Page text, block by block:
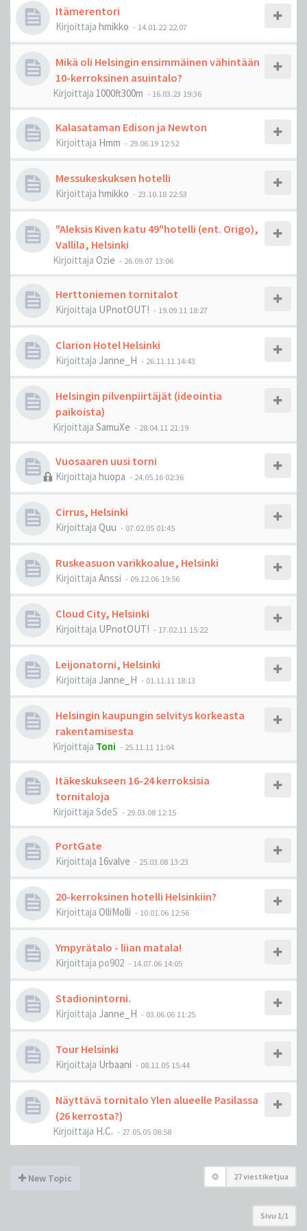
Itämerentori
Kirjoittaja hmikko - 14.01.22 22:07
Mikä oli Helsingin ensimmäinen vähintään
10-kerroksinen asuintalo?
Kirjoittaja 1000ft300m - 16.03.23 19:36
Kalasataman Edison ja Newton
Kirjoittaja Hmm - 29.06.19 12:52
Messukeskuksen hotelli
Kirjoittaja hmikko - 23.10.18 22:53
"Aleksis Kiven katu 49"hotelli (ent. Origo),
Vallila, Helsinki
Kirjoittaja Ozie - 26.09.07 13:06
Herttoniemen tornitalot
Kirjoittaja UPnotOUT! - 19.09.11 18:27
Clarion Hotel Helsinki
Kirjoittaja Janne_H - 26.11.11 14:43
Helsingin pilvenpiirtäjät (ideointia
paikoista)
Kirjoittaja SamuXe - 28.04.11 21:19
Vuosaaren uusi torni
Kirjoittaja huopa - 24.05.16 02:36
Cirrus, Helsinki
Kirjoittaja Quu - 07.02.05 01:45
Ruskeasuon varikkoalue, Helsinki
Kirjoittaja Anssi - 09.12.06 19:56
Cloud City, Helsinki
Kirjoittaja UPnotOUT! - 17.02.11 15:22
Leijonatorni, Helsinki
Kirjoittaja Janne_H - 01.11.11 18:13
Helsingin kaupungin selvitys korkeasta
rakentamisesta
Kirjoittaja Toni - 25.11.11 11:04
Itäkeskukseen 16-24 kerroksisia
tornitaloja
Kirjoittaja SdeS - 29.03.08 12:15
PortGate
Kirjoittaja 16valve - 25.03.08 13:23
20-kerroksinen hotelli Helsinkiin?
Kirjoittaja OlliMolli - 10.01.06 12:56
Ympyrätalo - liian matala!
Kirjoittaja po902 - 14.07.06 14:05
Stadionintorni.
Kirjoittaja Janne_H - 03.06.06 11:25
Tour Helsinki
Kirjoittaja Urbaani - 08.11.05 15:44
Näyttävä tornitalo Ylen alueelle Pasilassa
(26 kerrosta?)
Kirjoittaja H.C. - 27.05.05 08:58
New Topic 27 viestiketjua
Sivu 1/1